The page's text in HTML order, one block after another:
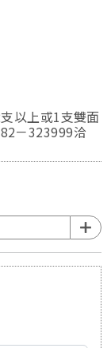
以上或1支雙面
－323999洽